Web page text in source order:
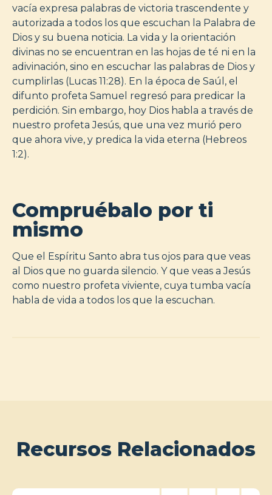
vacía expresa palabras de victoria trascendente y
autorizada a todos los que escuchan la Palabra de
Dios y su buena noticia. La vida y la orientación
divinas no se encuentran en las hojas de té ni en la
adivinación, sino en escuchar las palabras de Dios y
cumplirlas (Lucas 11:28). En la época de Saúl, el
difunto profeta Samuel regresó para predicar la
perdición. Sin embargo, hoy Dios habla a través de
nuestro profeta Jesús, que una vez murió pero
que ahora vive, y predica la vida eterna (Hebreos
1:2).
Compruébalo por ti
mismo
Que el Espíritu Santo abra tus ojos para que veas
al Dios que no guarda silencio. Y que veas a Jesús
como nuestro profeta viviente, cuya tumba vacía
habla de vida a todos los que la escuchan.
Recursos Relacionados